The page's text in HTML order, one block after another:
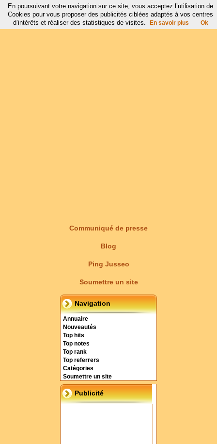
Communiqué de presse
Blog
Ping Jusseo
Soumettre un site
Navigation
Annuaire
Nouveautés
Top hits
Top notes
Top rank
Top referrers
Catégories
Soumettre un site
Publicité
En poursuivant votre navigation sur ce site, vous acceptez l’utilisation de
Cookies pour vous proposer des publicités ciblées adaptés à vos centres
d’intérêts et réaliser des statistiques de visites.
En savoir plus Ok